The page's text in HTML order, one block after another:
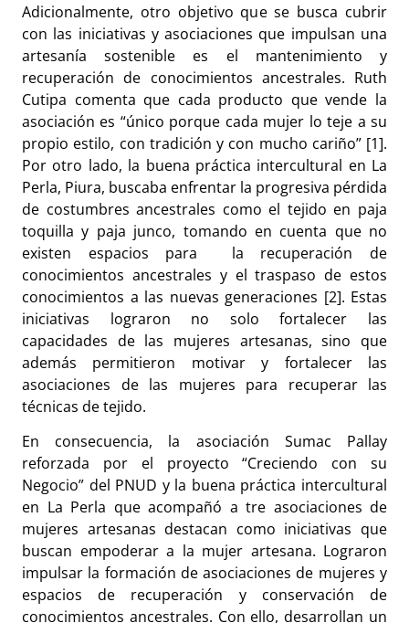
Adicionalmente, otro objetivo que se busca cubrir
con las iniciativas y asociaciones que impulsan una
artesanía sostenible es el mantenimiento y
recuperación de conocimientos ancestrales. Ruth
Cutipa comenta que cada producto que vende la
asociación es “único porque cada mujer lo teje a su
propio estilo, con tradición y con mucho cariño” [1].
Por otro lado, la buena práctica intercultural en La
Perla, Piura, buscaba enfrentar la progresiva pérdida
de costumbres ancestrales como el tejido en paja
toquilla y paja junco, tomando en cuenta que no
existen espacios para la recuperación de
conocimientos ancestrales y el traspaso de estos
conocimientos a las nuevas generaciones [2]. Estas
iniciativas lograron no solo fortalecer las
capacidades de las mujeres artesanas, sino que
además permitieron motivar y fortalecer las
asociaciones de las mujeres para recuperar las
técnicas de tejido.
En consecuencia, la asociación Sumac Pallay
reforzada por el proyecto “Creciendo con su
Negocio” del PNUD y la buena práctica intercultural
en La Perla que acompañó a tre asociaciones de
mujeres artesanas destacan como iniciativas que
buscan empoderar a la mujer artesana. Lograron
impulsar la formación de asociaciones de mujeres y
espacios de recuperación y conservación de
conocimientos ancestrales. Con ello, desarrollan un